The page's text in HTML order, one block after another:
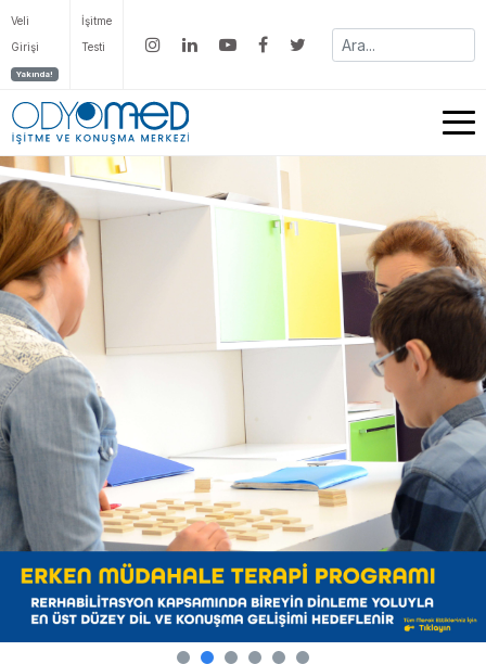
Veli
Girişi
Yakında!
İşitme
Testi